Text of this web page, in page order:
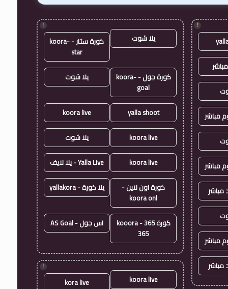
!
مباشر
مباشر
مباشر
مباشر
مباشر
!
يلا شوت
كورة ستار - koora-
star
كورة جول - koora-
goal
يلا شوت
yalla shoot
koora live
koora live يلا شوت
koora live Yalla Live - يلا لايف
كورة اون لاين -
koora onl
يلا كورة - yallakora
كورة 365 - kooora
365
اس جول - AS Goal
!
koora live
kora live